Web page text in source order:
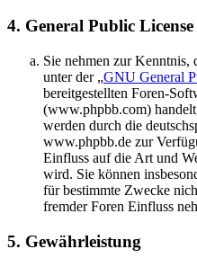
4. General Public License
Sie nehmen zur Kenntnis,
unter der „GNU General
bereitgestellten Foren-
(www.phpbb.com)
werden durch die
www.phpbb.de zur
Einfluss auf die Art und
wird. Sie können
für bestimmte Zwecke
fremder Foren Einfluss
5. Gewährleistung